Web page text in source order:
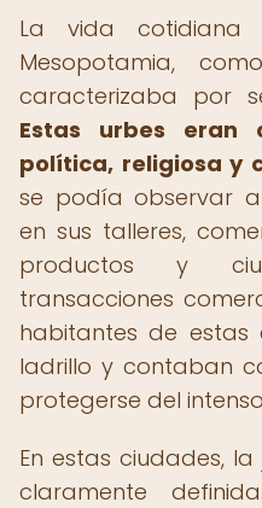
La vida
Mesopotamia,
caracterizaba por
Estas urbes eran
política, religiosa y
se podía observar
en sus talleres,
productos y
transacciones
habitantes de estas
ladrillo y contaban
protegerse del
En estas ciudades,
claramente